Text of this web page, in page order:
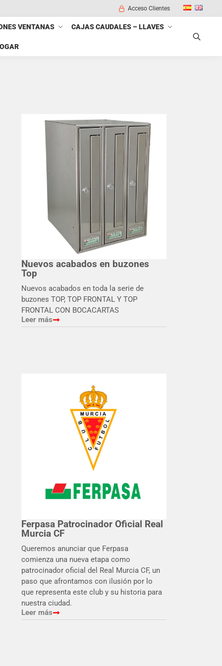
Acceso Clientes
VENTANAS CAJAS CAUDALES – LLAVES
Nuevos acabados en buzones
Top
Nuevos acabados en toda la serie de
buzones TOP, TOP FRONTAL Y TOP
FRONTAL CON BOCACARTAS
Leer más
Ferpasa Patrocinador Oficial Real
Murcia CF
Queremos anunciar que Ferpasa
comienza una nueva etapa como
patrocinador oficial del Real Murcia CF, un
paso que afrontamos con ilusión por lo
que representa este club y su historia para
nuestra ciudad.
Leer más